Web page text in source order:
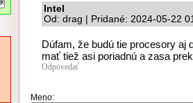
Intel
Od: drag | Pridané: 2024-05-22
Dúfam, že budú tie procesory aj
mať tiež asi poriadnú a zasa
Odpovedať
Meno: